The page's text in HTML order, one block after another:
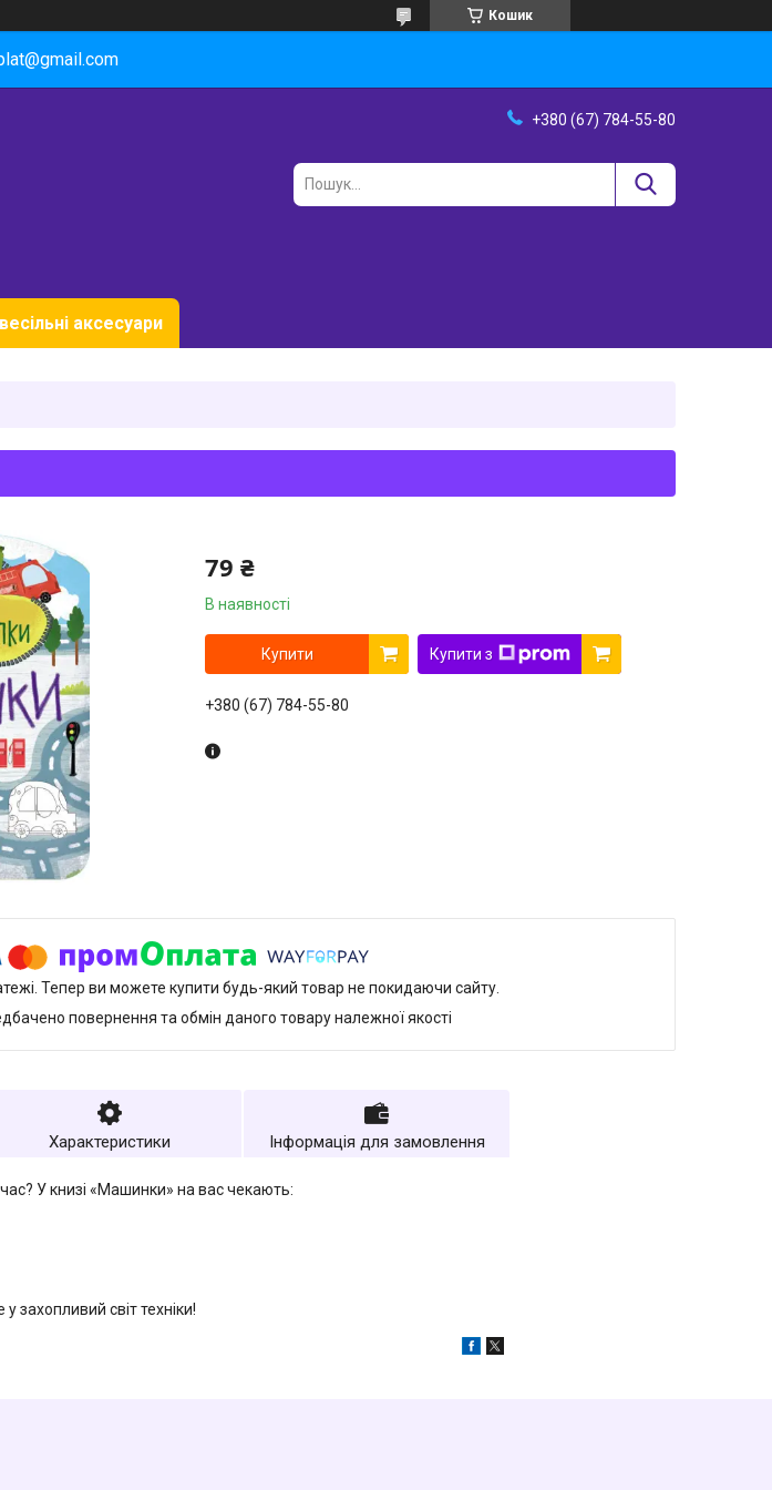
Кошик
+380 (67) 784-55-80
весільні аксесуари
79 ₴
В наявності
Купити Купити з
+380 (67) 784-55-80
Тепер ви можете купити будь-який товар не покидаючи сайту.
повернення та обмін даного товару належної якості
Характеристики Інформація для замовлення
У книзі «Машинки» на вас чекають:
захопливий світ техніки!